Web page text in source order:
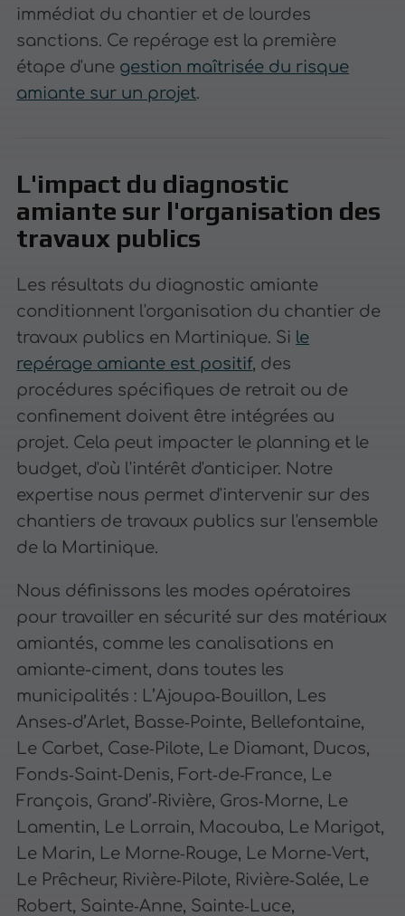
immédiat du chantier et de lourdes
sanctions. Ce repérage est la première
étape d'une gestion maîtrisée du risque
amiante sur un projet.
L'impact du diagnostic
amiante sur l'organisation des
travaux publics
Les résultats du diagnostic amiante
conditionnent l'organisation du chantier de
travaux publics en Martinique. Si le
repérage amiante est positif, des
procédures spécifiques de retrait ou de
confinement doivent être intégrées au
projet. Cela peut impacter le planning et le
budget, d'où l'intérêt d'anticiper. Notre
expertise nous permet d'intervenir sur des
chantiers de travaux publics sur l'ensemble
de la Martinique.
Nous définissons les modes opératoires
pour travailler en sécurité sur des matériaux
amiantés, comme les canalisations en
amiante-ciment, dans toutes les
municipalités : L’Ajoupa‑Bouillon, Les
Anses‑d’Arlet, Basse‑Pointe, Bellefontaine,
Le Carbet, Case‑Pilote, Le Diamant, Ducos,
Fonds‑Saint‑Denis, Fort‑de‑France, Le
François, Grand’‑Rivière, Gros‑Morne, Le
Lamentin, Le Lorrain, Macouba, Le Marigot,
Le Marin, Le Morne‑Rouge, Le Morne‑Vert,
Le Prêcheur, Rivière‑Pilote, Rivière‑Salée, Le
Robert, Sainte‑Anne, Sainte‑Luce,